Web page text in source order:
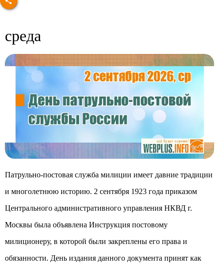
среда
Патрульно-постовая служба милиции имеет давние традиции
и многолетнюю историю. 2 сентября 1923 года приказом
Центрального административного управления НКВД г.
Москвы была объявлена Инструкция постовому
милиционеру, в которой были закреплены его права и
обязанности. День издания данного документа принят как